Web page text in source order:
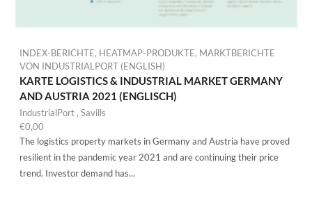
INDEX-BERICHTE, HEATMAP-PRODUKTE, MARKTBERICHTE
VON INDUSTRIALPORT (ENGLISH)
KARTE LOGISTICS & INDUSTRIAL MARKET GERMANY
AND AUSTRIA 2021 (ENGLISCH)
IndustrialPort , Savills
€0,00
The logistics property markets in Germany and Austria have proved
resilient in the pandemic year 2021 and are continuing their price
trend. Investor demand has...